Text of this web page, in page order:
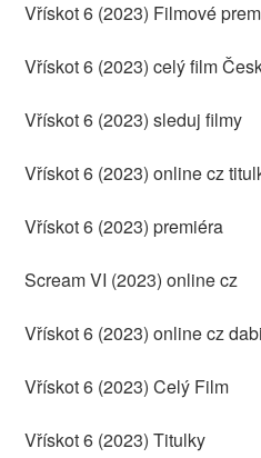
Vřískot 6 (2023) Filmové
Vřískot 6 (2023) celý film
Vřískot 6 (2023) sleduj filmy
Vřískot 6 (2023) online cz
Vřískot 6 (2023) premiéra
Scream VI (2023) online cz
Vřískot 6 (2023) online cz
Vřískot 6 (2023) Celý Film
Vřískot 6 (2023) Titulky